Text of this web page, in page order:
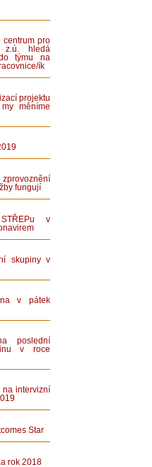
centrum pro
z.ú. hledá
týmu na
ík
projektu
měníme
fungují
v
skupiny v
v pátek
poslední
v roce
na intervizní
Star
rok 2018